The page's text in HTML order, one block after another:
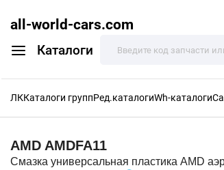
all-world-cars.com
Каталоги
ЛККаталоги группРед.каталогиWh-каталоги
AMD AMDFA11
Смазка универсальная пластика AMD